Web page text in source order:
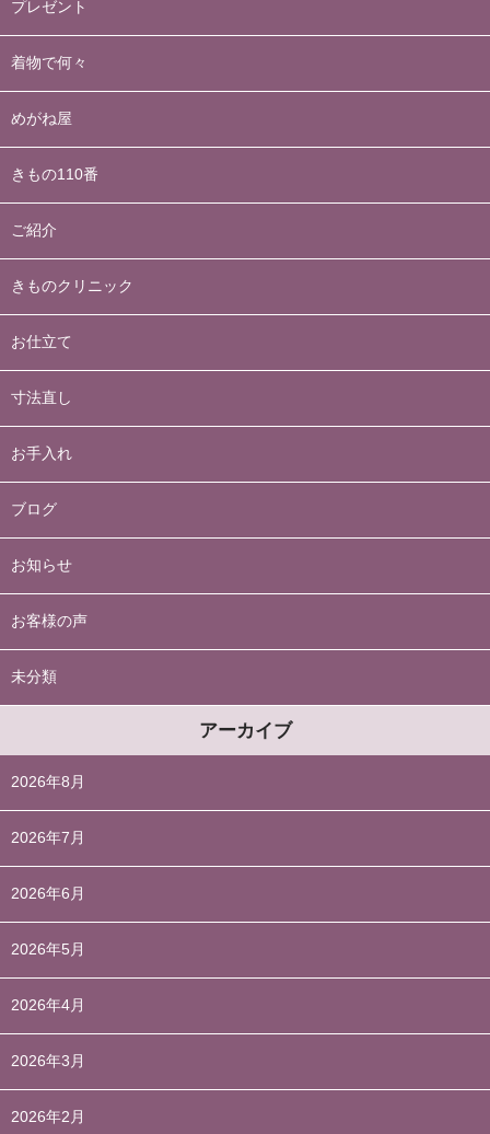
プレゼント
着物で何々
めがね屋
きもの110番
ご紹介
きものクリニック
お仕立て
寸法直し
お手入れ
ブログ
お知らせ
お客様の声
未分類
アーカイブ
2026年8月
2026年7月
2026年6月
2026年5月
2026年4月
2026年3月
2026年2月